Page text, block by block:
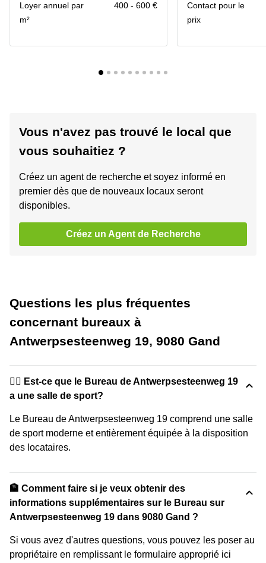
Loyer annuel par
m²
400 - 600 €
Contact pour le
prix
Vous n'avez pas trouvé le local que
vous souhaitiez ?
Créez un agent de recherche et soyez informé en
premier dès que de nouveaux locaux seront
disponibles.
Créez un Agent de Recherche
Questions les plus fréquentes
concernant bureaux à
Antwerpsesteenweg 19, 9080 Gand
🏋️‍♂️ Est-ce que le Bureau de Antwerpsesteenweg 19
a une salle de sport?
Le Bureau de Antwerpsesteenweg 19 comprend une salle
de sport moderne et entièrement équipée à la disposition
des locataires.
🏦 Comment faire si je veux obtenir des
informations supplémentaires sur le Bureau sur
Antwerpsesteenweg 19 dans 9080 Gand ?
Si vous avez d'autres questions, vous pouvez les poser au
propriétaire en remplissant le formulaire approprié ici